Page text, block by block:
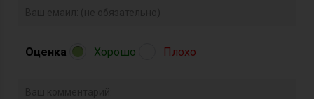
Оценка Хорошо Плохо